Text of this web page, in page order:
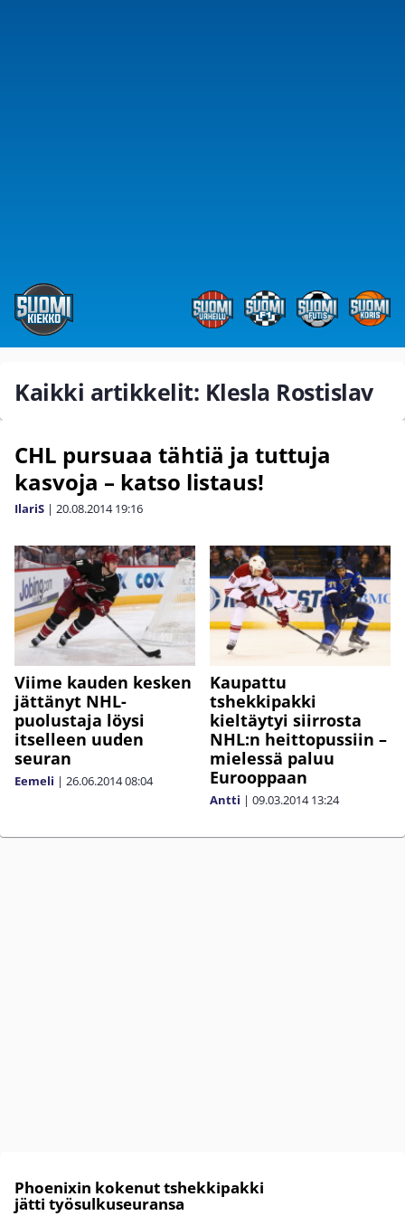
Kaikki artikkelit: Klesla Rostislav
CHL pursuaa tähtiä ja tuttuja
kasvoja – katso listaus!
IlariS | 20.08.2014 19:16
Viime kauden kesken
jättänyt NHL-
puolustaja löysi
itselleen uuden
seuran
Eemeli | 26.06.201408:04
Kaupattu
tshekkipakki
kieltäytyi siirrosta
NHL:n heittopussiin –
mielessä paluu
Eurooppaan
Antti | 09.03.2014 13:24
Phoenixin kokenut tshekkipakki
jätti työsulkuseuransa